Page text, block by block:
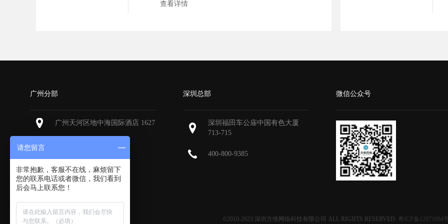
查看详情
广州分部
广州天河区地中海国际酒店 1627
深圳总部
深圳福田车公庙中国有色大厦
713-715
400-800-9385
微信公众号
©2010-2023 深圳方维网络科技有限公司 ALL RIGHTS RESERVED. 粤ICP备12071064号
请您留言
非常抱歉，客服不在线，麻烦留下
您的联系电话或者微信，我们看到
后会马上联系您！